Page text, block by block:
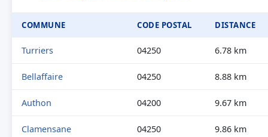
COMMUNE CODE POSTAL DISTANCE
Turriers 04250 6.78 km
Bellaffaire 04250 8.88 km
Authon 04200 9.67 km
Clamensane 04250 9.86 km